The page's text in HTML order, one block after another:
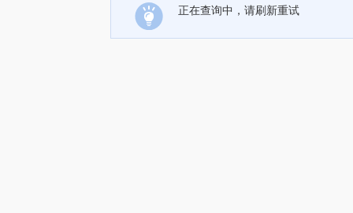
正在查询中，请刷新重试